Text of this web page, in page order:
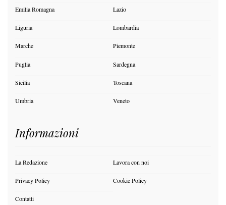
Emilia Romagna Lazio
Liguria Lombardia
Marche Piemonte
Puglia Sardegna
Sicilia Toscana
Umbria Veneto
Informazioni
La Redazione Lavora con noi
Privacy Policy Cookie Policy
Contatti